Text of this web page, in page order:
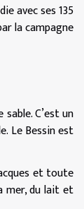
avec ses 135
la campagne
C’est un
Le Bessin est
et toute
mer, du lait et